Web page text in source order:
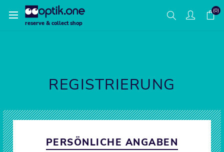
reserve & collect shop
(0)
REGISTRIERUNG
PERSÖNLICHE ANGABEN